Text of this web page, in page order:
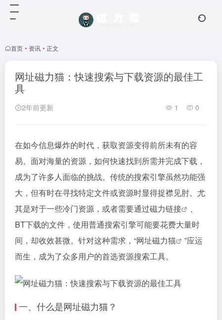
首页 • 资讯 • 正文
网址磁力猫：快速搜索与下载资源的最佳工
具
2年前更新 1 0
在如今信息爆炸的时代，获取资源变得前所未有的容
易。面对海量的资源，如何快速找到所需并完成下载，
成为了许多人面临的挑战。传统的搜索引擎虽然功能强
大，但有时在寻找特定文件或资源时显得捉襟见肘。尤
其是对于一些冷门资源，或者需要通过磁力链接
、
BT下载的文件，使用普通搜索引擎可能要花费大量时
间，却收效甚微。针对这种需求，“网址磁力猫
”应运
而生，成为了众多用户的首选资源搜索工具。
一、什么是网址磁力猫？